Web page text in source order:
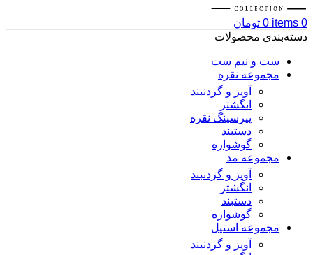
0
items
0 تومان
دسته‌بندی محصولات
ست و نیم ست
مجموعه نقره
آویز و گردنبند
انگشتر
پیرسینگ نقره
دستبند
گوشواره
مجموعه مد
آویز و گردنبند
انگشتر
دستبند
گوشواره
مجموعه استیل
آویز و گردنبند